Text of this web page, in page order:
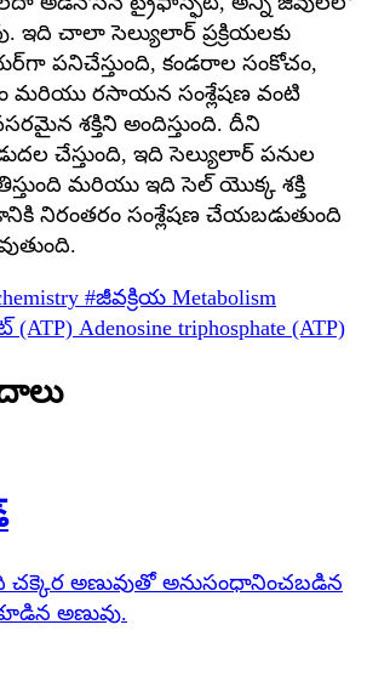
ఇది చాలా సెల్యులార్ ప్రక్రియలకు
పనిచేస్తుంది, కండరాల సంకోచం,
మరియు రసాయన సంశ్లేషణ వంటి
శక్తిని అందిస్తుంది. దీని
చేస్తుంది, ఇది సెల్యులార్ పనుల
మరియు ఇది సెల్ యొక్క శక్తి
నిరంతరం సంశ్లేషణ చేయబడుతుంది
#జీవక్రియ Metabolism
(ATP) Adenosine triphosphate (ATP)
చక్కెర అణువుతో అనుసంధానించబడిన
అణువు.